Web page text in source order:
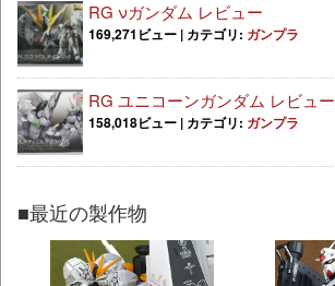
RG νガンダム レビュー
169,271ビュー | カテゴリ: ガンプラ
RG ユニコーンガンダム レビュー
158,018ビュー | カテゴリ: ガンプラ
■最近の製作物